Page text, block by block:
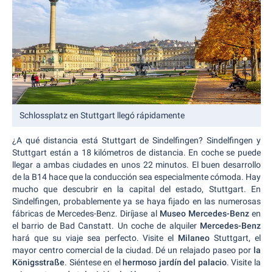
Schlossplatz en Stuttgart llegó rápidamente
¿A qué distancia está Stuttgart de Sindelfingen? Sindelfingen y
Stuttgart están a 18 kilómetros de distancia. En coche se puede
llegar a ambas ciudades en unos 22 minutos. El buen desarrollo
de la B14 hace que la conducción sea especialmente cómoda. Hay
mucho que descubrir en la capital del estado, Stuttgart. En
Sindelfingen, probablemente ya se haya fijado en las numerosas
fábricas de Mercedes-Benz. Diríjase al Museo Mercedes-Benzen
el barrio de Bad Canstatt. Un coche de alquiler Mercedes-Benz
hará que su viaje sea perfecto. Visite el MilaneoStuttgart, el
mayor centro comercial de la ciudad. Dé un relajado paseo por la
Königsstraße. Siéntese en el hermoso jardín del palacio. Visite la